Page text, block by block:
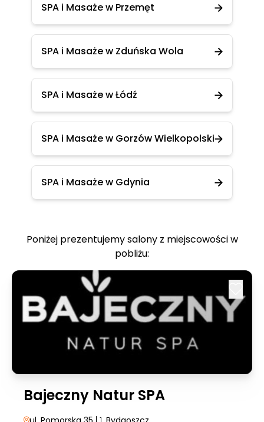
SPA i Masaże w Przemęt
SPA i Masaże w Zduńska Wola
SPA i Masaże w Łódź
SPA i Masaże w Gorzów Wielkopolski
SPA i Masaże w Gdynia
Poniżej prezentujemy salony z miejscowości w
pobliżu:
Bajeczny Natur SPA